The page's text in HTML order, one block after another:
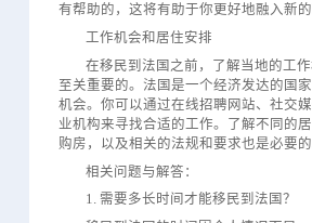
有帮助的，这将有助于你更好地融入新的
工作机会和居住安排
在移民到法国之前，了解当地的工
至关重要的。法国是一个经济发达的国
机会。你可以通过在线招聘网站、社交
业机构来寻找合适的工作。了解不同的
购房，以及相关的法规和要求也是必要的
相关问题与解答：
1. 需要多长时间才能移民到法国？